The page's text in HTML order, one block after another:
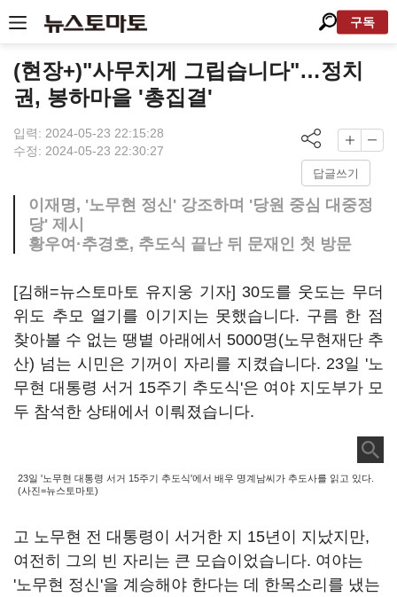
구독
(현장+)"사무치게 그립습니다"…정치
권, 봉하마을 '총집결'
입력: 2024-05-23 22:15:28
수정: 2024-05-23 22:30:27
답글쓰기
이재명, '노무현 정신' 강조하며 '당원 중심 대중정
당' 제시
황우여·추경호, 추도식 끝난 뒤 문재인 첫 방문
[김해=뉴스토마토 유지웅 기자] 30도를 웃도는 무더
위도 추모 열기를 이기지는 못했습니다. 구름 한 점
찾아볼 수 없는 땡볕 아래에서 5000명(노무현재단 추
산) 넘는 시민은 기꺼이 자리를 지켰습니다. 23일 '노
무현 대통령 서거 15주기 추도식'은 여야 지도부가 모
두 참석한 상태에서 이뤄졌습니다.
23일 '노무현 대통령 서거 15주기 추도식'에서 배우 명계남씨가 추도사를 읽고 있다.
(사진=뉴스토마토)
고 노무현 전 대통령이 서거한 지 15년이 지났지만,
여전히 그의 빈 자리는 큰 모습이었습니다. 여야는
'노무현 정신'을 계승해야 한다는 데 한목소리를 냈는